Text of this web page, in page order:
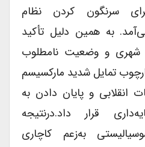
سرنگون کردن نظام
به همین دلیل تأکید
و وضعیت نامطلوب
تمایل شدید مارکسیسم
و پایان دادن به
قرار داد.درنتیجه‌
به‌زعم کاچاری